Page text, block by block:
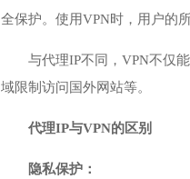
全保护。使用VPN时，用户的
与代理IP不同，VPN不仅
域限制访问国外网站等。
代理IP与VPN的区别
隐私保护：